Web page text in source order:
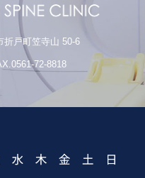
戸町笠寺山 50-6
72-8818